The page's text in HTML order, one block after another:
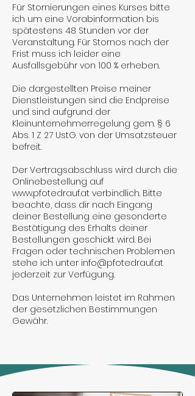
Für Stornierungen eines Kurses bitte
ich um eine Vorabinformation bis
spätestens 48 Stunden vor der
Veranstaltung. Für Stornos nach der
Frist muss ich leider eine
Ausfallsgebühr von 100 % erheben.
Die dargestellten Preise meiner
Dienstleistungen sind die Endpreise
und sind aufgrund der
Kleinunternehmerregelung gem. § 6
Abs. 1 Z 27 UstG. von der Umsatzsteuer
befreit.
Der Vertragsabschluss wird durch die
Onlinebestellung auf
www.pfotedrauf.at verbindlich. Bitte
beachte, dass dir nach Eingang
deiner Bestellung eine gesonderte
Bestätigung des Erhalts deiner
Bestellungen geschickt wird. Bei
Fragen oder technischen Problemen
stehe ich unter info@pfotedrauf.at
jederzeit zur Verfügung.
Das Unternehmen leistet im Rahmen
der gesetzlichen Bestimmungen
Gewähr.